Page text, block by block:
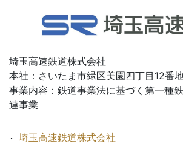
埼玉高速鉄道株式会社
本社：さいたま市緑区美園四丁目12番
事業内容：鉄道事業法に基づく第一種
連事業
埼玉高速鉄道株式会社